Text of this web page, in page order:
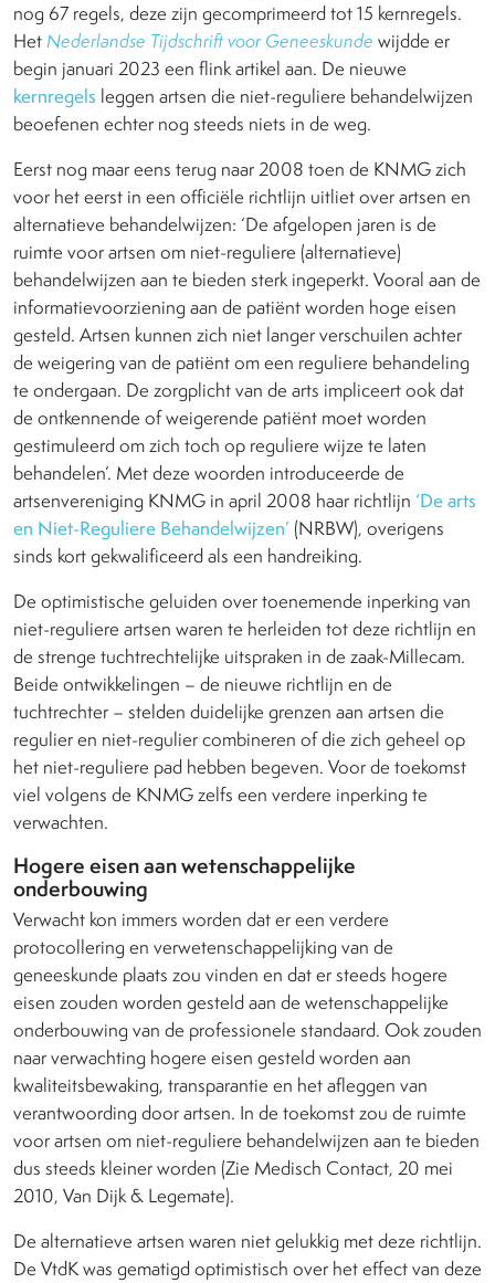
nog 67 regels, deze zijn gecomprimeerd tot 15 kernregels.
Het Nederlandse Tijdschrift voor Geneeskunde wijdde er
begin januari 2023 een flink artikel aan. De nieuwe
kernregels leggen artsen die niet-reguliere behandelwijzen
beoefenen echter nog steeds niets in de weg.
Eerst nog maar eens terug naar 2008 toen de KNMG zich
voor het eerst in een officiële richtlijn uitliet over artsen en
alternatieve behandelwijzen: ‘De afgelopen jaren is de
ruimte voor artsen om niet-reguliere (alternatieve)
behandelwijzen aan te bieden sterk ingeperkt. Vooral aan de
informatievoorziening aan de patiënt worden hoge eisen
gesteld. Artsen kunnen zich niet langer verschuilen achter
de weigering van de patiënt om een reguliere behandeling
te ondergaan. De zorgplicht van de arts impliceert ook dat
de ontkennende of weigerende patiënt moet worden
gestimuleerd om zich toch op reguliere wijze te laten
behandelen’. Met deze woorden introduceerde de
artsenvereniging KNMG in april 2008 haar richtlijn ‘De arts
en Niet-Reguliere Behandelwijzen’ (NRBW), overigens
sinds kort gekwalificeerd als een handreiking.
De optimistische geluiden over toenemende inperking van
niet-reguliere artsen waren te herleiden tot deze richtlijn en
de strenge tuchtrechtelijke uitspraken in de zaak-Millecam.
Beide ontwikkelingen – de nieuwe richtlijn en de
tuchtrechter – stelden duidelijke grenzen aan artsen die
regulier en niet-regulier combineren of die zich geheel op
het niet-reguliere pad hebben begeven. Voor de toekomst
viel volgens de KNMG zelfs een verdere inperking te
verwachten.
Hogere eisen aan wetenschappelijke
onderbouwing
Verwacht kon immers worden dat er een verdere
protocollering en verwetenschappelijking van de
geneeskunde plaats zou vinden en dat er steeds hogere
eisen zouden worden gesteld aan de wetenschappelijke
onderbouwing van de professionele standaard. Ook zouden
naar verwachting hogere eisen gesteld worden aan
kwaliteitsbewaking, transparantie en het afleggen van
verantwoording door artsen. In de toekomst zou de ruimte
voor artsen om niet-reguliere behandelwijzen aan te bieden
dus steeds kleiner worden (Zie Medisch Contact, 20 mei
2010, Van Dijk & Legemate).
De alternatieve artsen waren niet gelukkig met deze richtlijn.
De VtdK was gematigd optimistisch over het effect van deze